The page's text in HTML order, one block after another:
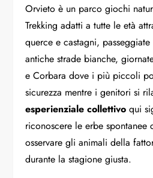
Orvieto è un parco giochi
Trekking adatti a tutte le età
querce e castagni,
antiche strade bianche,
e Corbara dove i più piccoli
sicurezza mentre i genitori si
esperienziale collettivo qui
riconoscere le erbe
osservare gli animali della
durante la stagione giusta.